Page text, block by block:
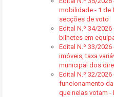
mobilidade - 1 de
secções de voto
Edital N.º 34/
bilhetes em
Edital N.º 33/
imóveis, taxa
municipal dos
Edital N.º 32/
funcionamento
que nelas votam -